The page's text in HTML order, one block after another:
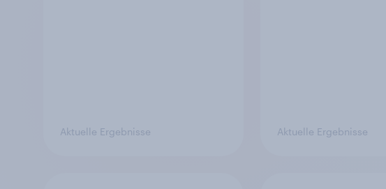
Aktuelle Ergebnisse Aktuelle Ergebnisse